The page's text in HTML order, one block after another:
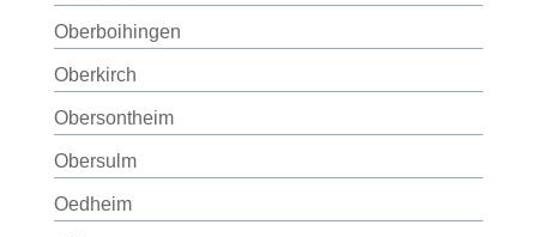
Oberboihingen
Oberkirch
Obersontheim
Obersulm
Oedheim